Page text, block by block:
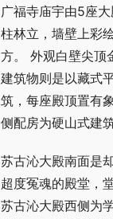
广福寺庙宇由5座
柱林立，墙壁上彩
方。 外观白壁尖顶
建筑物则是以藏式
筑，每座殿顶置有
侧配房为硬山式建筑
苏古沁大殿南面是
超度冤魂的殿堂，
苏古沁大殿西侧为